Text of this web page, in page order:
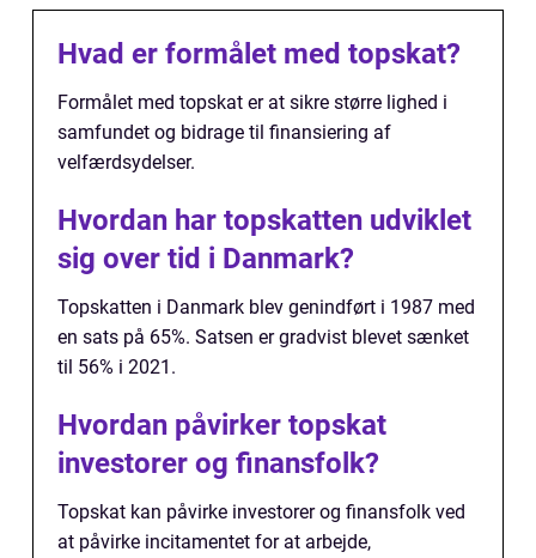
Hvad er formålet med topskat?
Formålet med topskat er at sikre større lighed i
samfundet og bidrage til finansiering af
velfærdsydelser.
Hvordan har topskatten udviklet
sig over tid i Danmark?
Topskatten i Danmark blev genindført i 1987 med
en sats på 65%. Satsen er gradvist blevet sænket
til 56% i 2021.
Hvordan påvirker topskat
investorer og finansfolk?
Topskat kan påvirke investorer og finansfolk ved
at påvirke incitamentet for at arbejde,